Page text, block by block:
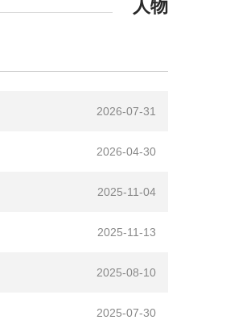
人物
2026-07-31
2026-04-30
2025-11-04
2025-11-13
2025-08-10
2025-07-30